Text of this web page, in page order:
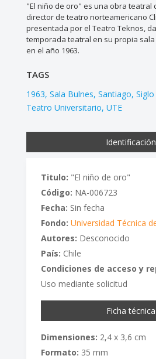
"El niño de oro" es una obra teatral
director de teatro norteamericano
presentada por el Teatro Teknos,
temporada teatral en su propia
en el año 1963.
TAGS
1963 Sala Bulnes Santiago Siglo
Teatro Universitario UTE
Identificación
Titulo: "El niño de oro"
Código: NA-006723
Fecha: Sin fecha
Fondo: Universidad Técnica
Autores: Desconocido
País: Chile
Condiciones de acceso y
Uso mediante solicitud
Ficha técnica
Dimensiones: 2,4 x 3,6 cm
Formato: 35 mm